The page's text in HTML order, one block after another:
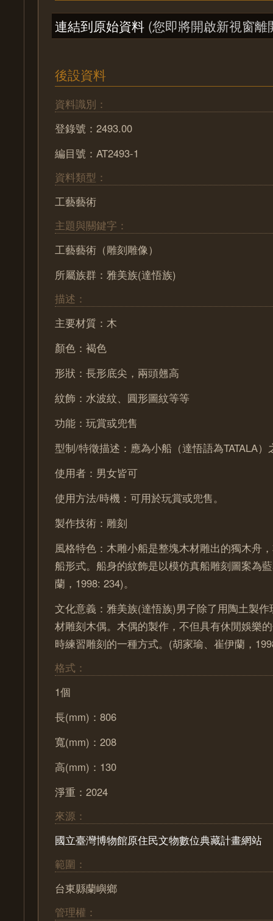
連結到原始資料 (您即將開啟新視窗離
後設資料
資料識別：
登錄號：2493.00
編目號：AT2493-1
資料類型：
工藝藝術
主題與關鍵字：
工藝藝術（雕刻雕像）
所屬族群：雅美族(達悟族)
描述：
主要材質：木
顏色：褐色
形狀：長形底尖，兩頭翹高
紋飾：水波紋、圓形圖紋等等
功能：玩賞或兜售
型制/特徵描述：應為小船（達悟語為TATALA）
使用者：男女皆可
使用方法/時機：可用於玩賞或兜售。
製作技術：雕刻
風格特色：木雕小船是整塊木材雕出的獨木舟
船形式。船身的紋飾是以模仿真船雕刻圖案為
蘭，1998: 234)。
文化意義：雅美族(達悟族)男子除了用陶土製
材雕刻木偶。木偶的製作，不但具有休閒娛樂
時練習雕刻的一種方式。(胡家瑜、崔伊蘭，
格式：
1個
長(mm)：806
寬(mm)：208
高(mm)：130
淨重：2024
來源：
國立臺灣博物館原住民文物數位典藏計畫網站
範圍：
台東縣蘭嶼鄉
管理權：